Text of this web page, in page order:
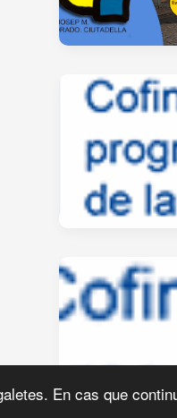
En cas que